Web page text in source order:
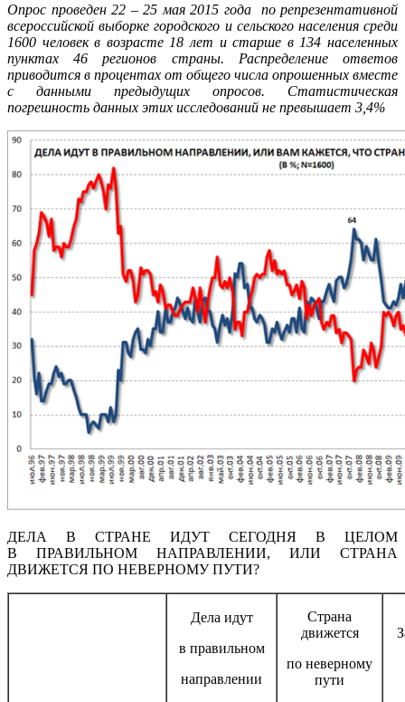
Опрос проведен 22 – 25 мая 2015 года по репрезентативной
всероссийской выборке городского и сельского населения среди
1600 человек в возрасте 18 лет и старше в 134 населенных
пунктах 46 регионов страны. Распределение ответов
приводится в процентах от общего числа опрошенных вместе
с данными предыдущих опросов. Статистическая
погрешность данных этих исследований не превышает 3,4%
ДЕЛА В СТРАНЕ ИДУТ СЕГОДНЯ В ЦЕЛОМ
В ПРАВИЛЬНОМ НАПРАВЛЕНИИ, ИЛИ СТРАНА
ДВИЖЕТСЯ ПО НЕВЕРНОМУ ПУТИ?
Дела идут
в правильном
направлении
Страна
движется
по неверному
пути